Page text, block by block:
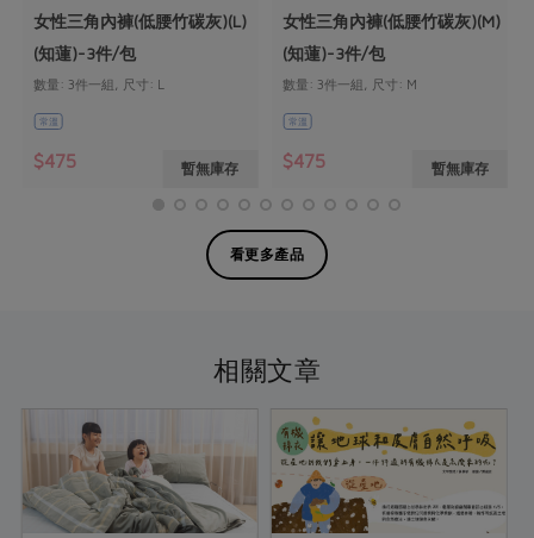
女性三角內褲(低腰竹碳灰)(L)
(知蓮)-3件/包
數量: 3件一組, 尺寸: L
常溫
$475 暫無庫存
女性三角內褲(低腰竹碳灰)(M)
(知蓮)-3件/包
數量: 3件一組, 尺寸: M
常溫
$475 暫無庫存
看更多產品
相關文章